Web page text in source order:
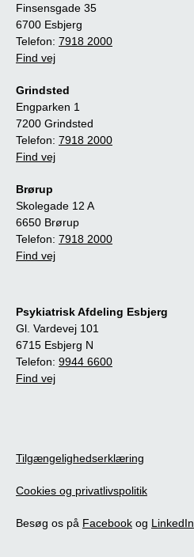
Finsensgade 35
6700 Esbjerg
Telefon: 7918 2000
Find vej
Grindsted
Engparken 1
7200 Grindsted
Telefon: 7918 2000
Find vej
Brørup
Skolegade 12 A
6650 Brørup
Telefon: 7918 2000
Find vej
Psykiatrisk Afdeling Esbjerg
Gl. Vardevej 101
6715 Esbjerg N
Telefon: 9944 6600
Find vej
Tilgængelighedserklæring
Cookies og privatlivspolitik
Besøg os på Facebook og LinkedIn